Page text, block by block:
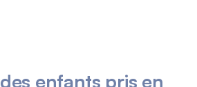
des enfants pris en